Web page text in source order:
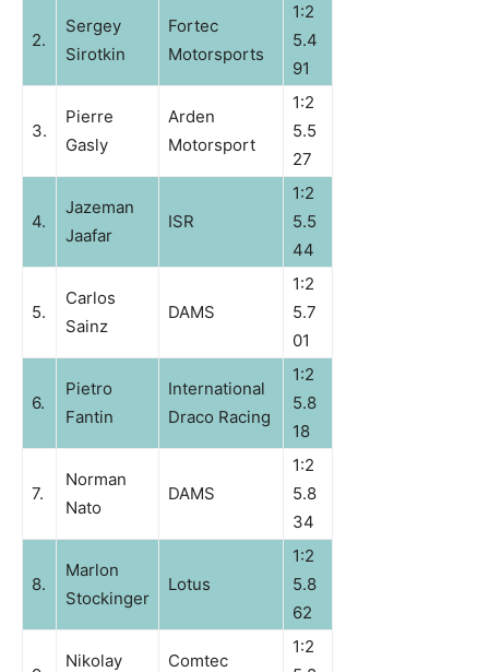
2.
Sergey
Sirotkin
Fortec
Motorsports
1:2
5.4
91
3.
Pierre
Gasly
Arden
Motorsport
1:2
5.5
27
4.
Jazeman
Jaafar
ISR
1:2
5.5
44
5.
Carlos
Sainz
DAMS
1:2
5.7
01
6.
Pietro
Fantin
International
Draco Racing
1:2
5.8
18
7.
Norman
Nato
DAMS
1:2
5.8
34
8.
Marlon
Stockinger
Lotus
1:2
5.8
62
Nikolay
Comtec
1:2